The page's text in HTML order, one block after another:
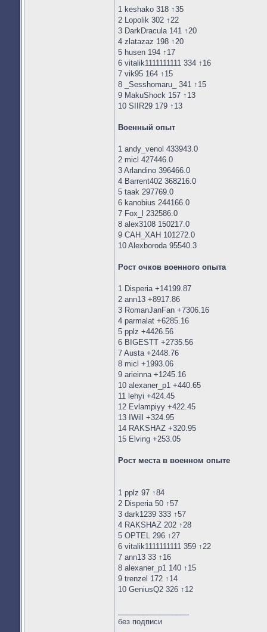
1 keshako 318 ↑35
2 Lopolik 302 ↑22
3 DarkDracula 141 ↑20
4 zlatazaz 198 ↑20
5 husen 194 ↑17
6 vitalik1111111111 334 ↑16
7 vik95 164 ↑15
8 _Sesshomaru_ 341 ↑15
9 MakuShock 157 ↑13
10 SIIR29 179 ↑13
Военный опыт
1 andy_venol 433943.0
2 micl 427446.0
3 Arlandino 396466.0
4 Barrent402 368216.0
5 taak 297769.0
6 kanobius 244166.0
7 Fox_l 232586.0
8 alex3108 150217.0
9 CAH_XAH 101272.0
10 Alexboroda 95540.3
Рост очков военного опыта
1 Disperia +14199.87
2 ann13 +8917.86
3 RomanJanFan +7306.16
4 parmalat +6285.16
5 pplz +4426.56
6 BIGESTT +2735.56
7 Austa +2448.76
8 micl +1993.06
9 arieinna +1245.16
10 alexaner_p1 +440.65
11 lehyi +424.45
12 Evlampiyy +422.45
13 IWill +324.95
14 RAKSHAZ +320.95
15 Elving +253.05
Рост места в военном опыте
1 pplz 97 ↑84
2 Disperia 50 ↑57
3 dark1239 333 ↑57
4 RAKSHAZ 202 ↑28
5 OPTEL 296 ↑27
6 vitalik1111111111 359 ↑22
7 ann13 33 ↑16
8 alexaner_p1 140 ↑15
9 trenzel 172 ↑14
10 GeniusQ2 326 ↑12
без подписи